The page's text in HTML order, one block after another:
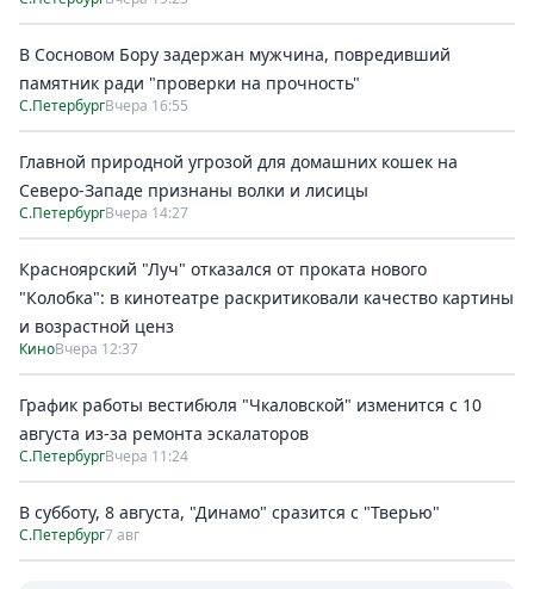
В Сосновом Бору задержан мужчина, повредивший
памятник ради "проверки на прочность"
С.ПетербургВчера 16:55
Главной природной угрозой для домашних кошек на
Северо-Западе признаны волки и лисицы
С.ПетербургВчера 14:27
Красноярский "Луч" отказался от проката нового
"Колобка": в кинотеатре раскритиковали качество картины
и возрастной ценз
КиноВчера 12:37
График работы вестибюля "Чкаловской" изменится с 10
августа из-за ремонта эскалаторов
С.ПетербургВчера 11:24
В субботу, 8 августа, "Динамо" сразится с "Тверью"
С.Петербург7 авг